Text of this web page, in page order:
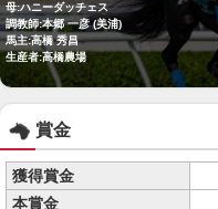
母:ハニーダッチェス
調教師:本郷 一彦 (美浦)
馬主:高橋 秀昌
生産者:高橋農場
賞金
獲得賞金
本賞金